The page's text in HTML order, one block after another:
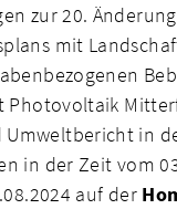
zur 20.
mit
Photovoltaik
in
in der Zeit vom
auf der